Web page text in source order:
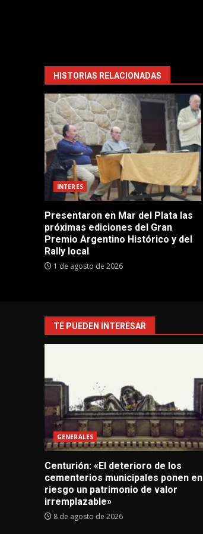
HISTORIAS RELACIONADAS
INTERES
Presentaron en Mar del Plata las
próximas ediciones del Gran
Premio Argentino Histórico y del
Rally local
1 de agosto de 2026
TE PUEDEN INTERESAR
GENERALES
Centurión: «El deterioro de los
cementerios municipales ponen en
riesgo un patrimonio de valor
irremplazable»
8 de agosto de 2026